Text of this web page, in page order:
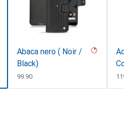
Abaca nero ( Noir /
Black)
CHF
99.90